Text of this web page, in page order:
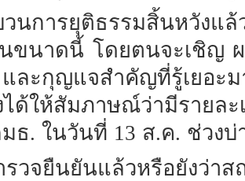
นการยุติธรรมสิ้นหวังแล้
ขนาดนี้ โดยตนจะเชิญ
และกุญแจสำคัญที่รู้เยอะ
ด้ให้สัมภาษณ์ว่ามีรายละ
ธ. ในวันที่ 13 ส.ค. ช่วงบ่
รวจยืนยันแล้วหรือยังว่า